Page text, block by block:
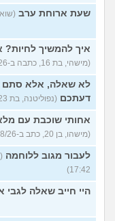
שעת ארוחת ערב (שואלת, בת
איך להמשיך
(מישהי, בת 16, כתבה ב-04/08/26 13:05)
לא שאלה, אלא סתם
דעתכם (נפוליטנה, בת 23, כתבה ב-03/08/26 18:04)
אחותי שוכבת עם
(מישהו, בן 20, כתב ב-03/08/26 17:53)
לעבור מגוב ללוחמה
17:42)
היי חייב שאלה לגבי